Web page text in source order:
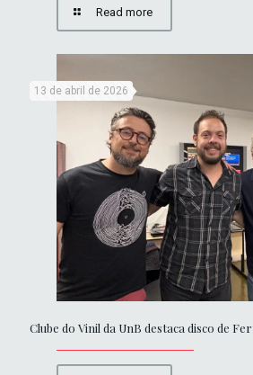
Read more
13 de abril de 2026
Clube do Vinil da UnB destaca disco de